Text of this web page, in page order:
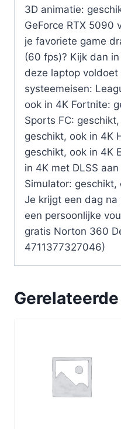
3D animatie:
GeForce RTX 5090
je favoriete game
(60 fps)? Kijk dan
deze laptop
systeemeisen:
ook in 4K Fortnite:
Sports FC:
geschikt, ook in 4K
geschikt, ook in 4K
in 4K met DLSS
Simulator: geschikt,
Je krijgt een dag
een persoonlijke
gratis Norton 360
4711377327046)